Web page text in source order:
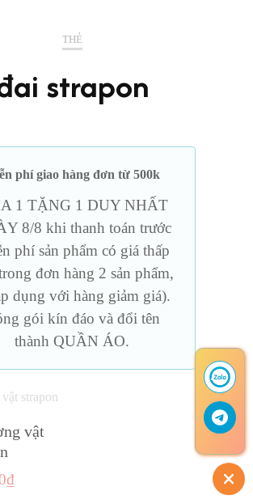
THẺ
strapon
phí giao hàng đơn từ 500k
1 TẶNG 1 DUY NHẤT
8/8 khi thanh toán trước
phí sản phẩm có giá thấp
đơn hàng 2 sản phẩm,
dụng với hàng giảm giá).
gói kín đáo và đổi tên
thành QUẦN ÁO.
vật
₫